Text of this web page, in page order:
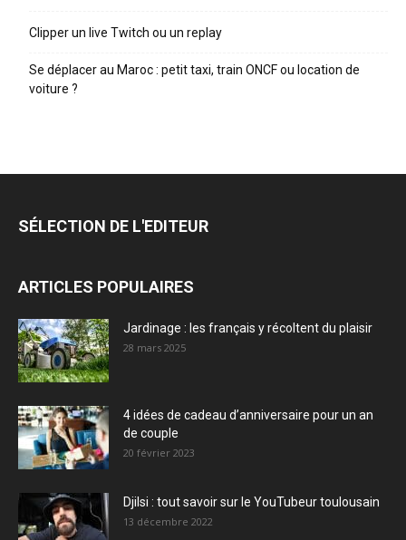
Clipper un live Twitch ou un replay
Se déplacer au Maroc : petit taxi, train ONCF ou location de
voiture ?
SÉLECTION DE L'EDITEUR
ARTICLES POPULAIRES
Jardinage : les français y récoltent du plaisir
28 mars 2025
4 idées de cadeau d’anniversaire pour un an
de couple
20 février 2023
Djilsi : tout savoir sur le YouTubeur toulousain
13 décembre 2022